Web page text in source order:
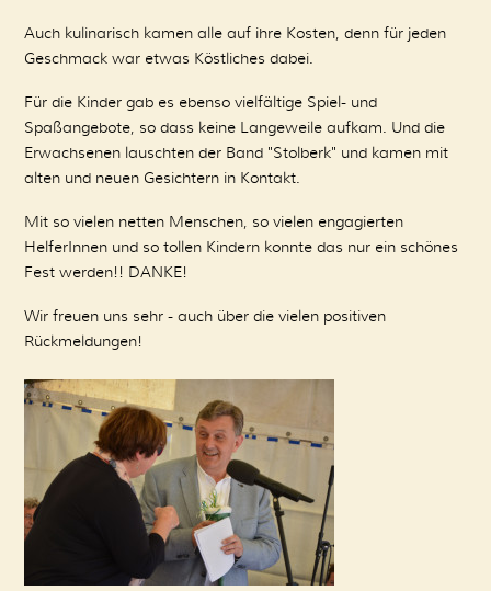
Auch kulinarisch kamen alle auf ihre Kosten, denn für jeden
Geschmack war etwas Köstliches dabei.
Für die Kinder gab es ebenso vielfältige Spiel- und
Spaßangebote, so dass keine Langeweile aufkam. Und die
Erwachsenen lauschten der Band "Stolberk" und kamen mit
alten und neuen Gesichtern in Kontakt.
Mit so vielen netten Menschen, so vielen engagierten
HelferInnen und so tollen Kindern konnte das nur ein schönes
Fest werden!! DANKE!
Wir freuen uns sehr - auch über die vielen positiven
Rückmeldungen!